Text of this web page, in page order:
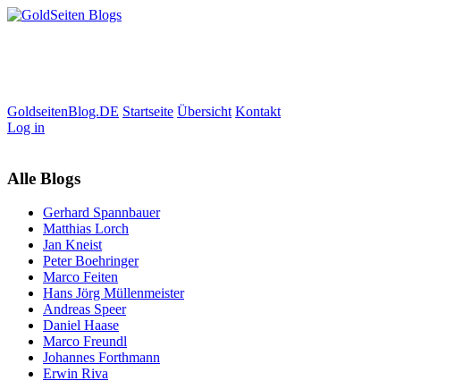
GoldseitenBlog.DE Startseite Übersicht Kontakt
Log in
Alle Blogs
Gerhard Spannbauer
Matthias Lorch
Jan Kneist
Peter Boehringer
Marco Feiten
Hans Jörg Müllenmeister
Andreas Speer
Daniel Haase
Marco Freundl
Johannes Forthmann
Erwin Riva